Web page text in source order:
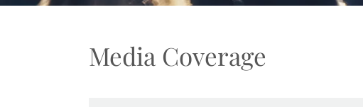
Media Coverage